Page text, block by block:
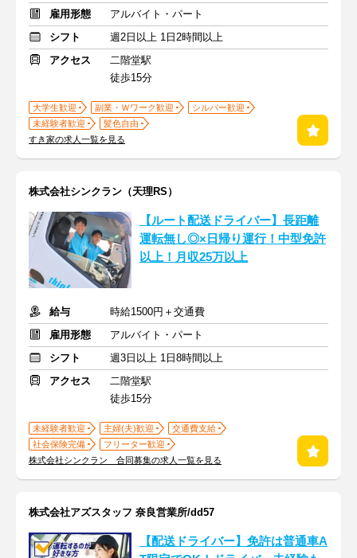
雇用形態
アルバイト・パート
シフト
週2日以上 1日2時間以上
アクセス
二階堂駅
徒歩15分
大学生歓迎 副業・Ｗワーク歓迎
シルバー歓迎
未経験者歓迎
髪色自由
すき家の求人一覧を見る
株式会社シンクラン（天理RS）
【ルート配送ドライバー】長距離
運転無し◎×日帰り運行！中型免許
以上！月収25万以上
給与
時給1500円＋交通費
雇用形態
アルバイト・パート
シフト
週3日以上 1日8時間以上
アクセス
二階堂駅
徒歩15分
未経験者歓迎 主婦(夫)歓迎
交通費支給
社会保険完備
フリーター歓迎
株式会社シンクラン 合同募集の求人一覧を見る
株式会社アズスタッフ 奈良営業所/dd57
【配送ドライバー】免許は普通車A